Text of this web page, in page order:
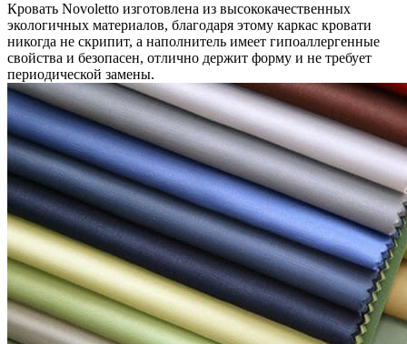
Кровать Novoletto изготовлена из высококачественных
экологичных материалов, благодаря этому каркас кровати
никогда не скрипит, а наполнитель имеет гипоаллергенные
свойства и безопасен, отлично держит форму и не требует
периодической замены.